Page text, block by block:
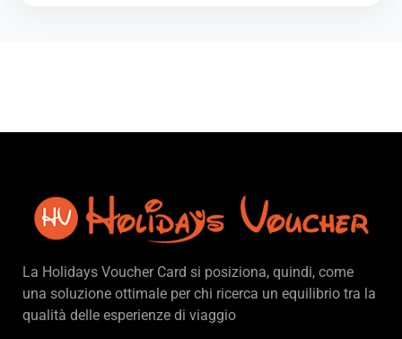
La Holidays Voucher Card si posiziona, quindi, come
una soluzione ottimale per chi ricerca un equilibrio tra la
qualità delle esperienze di viaggio